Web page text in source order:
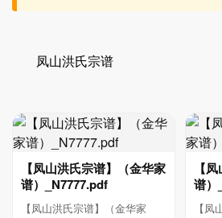
凤山洪氏宗谱
【凤山洪氏宗谱】（金华家
谱）_N7777.pdf
【凤山洪氏宗谱】（金华家
【
谱）
【